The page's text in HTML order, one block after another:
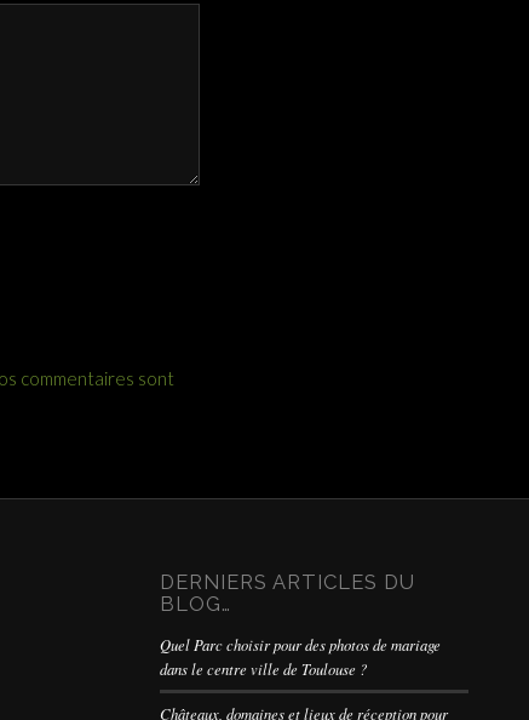
commentaires sont
DERNIERS ARTICLES DU
BLOG…
Quel Parc choisir pour des photos de mariage
dans le centre ville de Toulouse ?
Châteaux, domaines et lieux de réception pour